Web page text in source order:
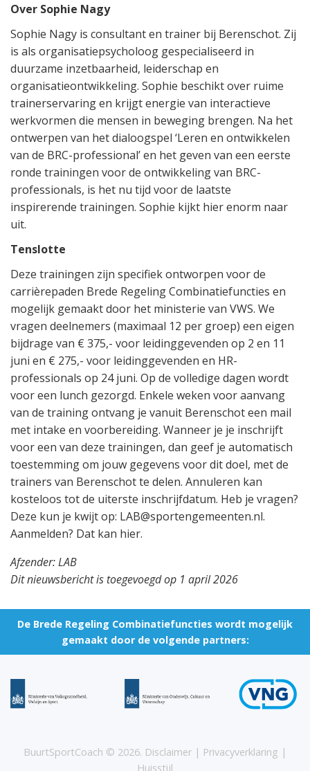
Over Sophie Nagy
Sophie Nagy is consultant en trainer bij Berenschot. Zij
is als organisatiepsycholoog gespecialiseerd in
duurzame inzetbaarheid, leiderschap en
organisatieontwikkeling. Sophie beschikt over ruime
trainerservaring en krijgt energie van interactieve
werkvormen die mensen in beweging brengen. Na het
ontwerpen van het dialoogspel ‘Leren en ontwikkelen
van de BRC-professional’ en het geven van een eerste
ronde trainingen voor de ontwikkeling van BRC-
professionals, is het nu tijd voor de laatste
inspirerende trainingen. Sophie kijkt hier enorm naar
uit.
Tenslotte
Deze trainingen zijn specifiek ontworpen voor de
carrièrepaden Brede Regeling Combinatiefuncties en
mogelijk gemaakt door het ministerie van VWS. We
vragen deelnemers (maximaal 12 per groep) een eigen
bijdrage van € 375,- voor leidinggevenden op 2 en 11
juni en € 275,- voor leidinggevenden en HR-
professionals op 24 juni. Op de volledige dagen wordt
voor een lunch gezorgd. Enkele weken voor aanvang
van de training ontvang je vanuit Berenschot een mail
met intake en voorbereiding. Wanneer je je inschrijft
voor een van deze trainingen, dan geef je automatisch
toestemming om jouw gegevens voor dit doel, met de
trainers van Berenschot te delen. Annuleren kan
kosteloos tot de uiterste inschrijfdatum. Heb je vragen?
Deze kun je kwijt op: LAB@sportengemeenten.nl.
Aanmelden? Dat kan hier.
Afzender: LAB
Dit nieuwsbericht is toegevoegd op 1 april 2026
De Brede Regeling Combinatiefuncties wordt mogelijk
gemaakt door de volgende partners:
BuurtSportCoach © 2026. Disclaimer | Privacyverklaring |
Huisstijl